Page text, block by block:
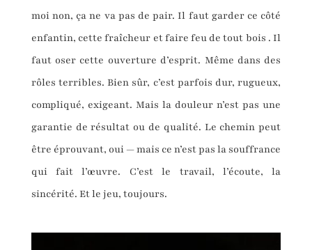
moi non, ça ne va pas de pair. Il faut garder ce côté
enfantin, cette fraîcheur et faire feu de tout bois . Il
faut oser cette ouverture d’esprit. Même dans des
rôles terribles. Bien sûr, c’est parfois dur, rugueux,
compliqué, exigeant. Mais la douleur n’est pas une
garantie de résultat ou de qualité. Le chemin peut
être éprouvant, oui — mais ce n’est pas la souffrance
qui fait l’œuvre. C’est le travail, l’écoute, la
sincérité. Et le jeu, toujours.